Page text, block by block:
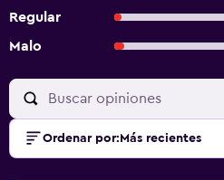
Regular
Malo
Ordenar por: Más recientes